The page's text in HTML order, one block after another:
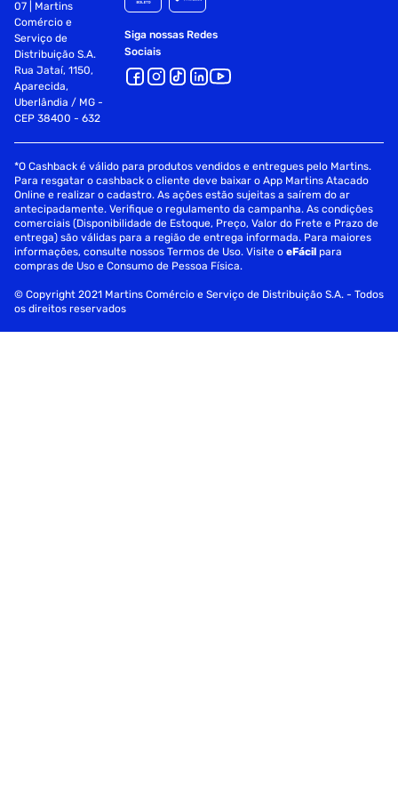
07 | Martins
Comércio e
Serviço de
Distribuição S.A.
Rua Jataí, 1150,
Aparecida,
Uberlândia / MG -
CEP 38400 - 632
Siga nossas Redes
Sociais
*O Cashback é válido para produtos vendidos e entregues pelo Martins.
Para resgatar o cashback o cliente deve baixar o App Martins Atacado
Online e realizar o cadastro. As ações estão sujeitas a saírem do ar
antecipadamente. Verifique o regulamento da campanha. As condições
comerciais (Disponibilidade de Estoque, Preço, Valor do Frete e Prazo de
entrega) são válidas para a região de entrega informada. Para maiores
informações, consulte nossos Termos de Uso. Visite oeFácil para
compras de Uso e Consumo de Pessoa Física.
© Copyright 2021 Martins Comércio e Serviço de Distribuição S.A. - Todos
os direitos reservados